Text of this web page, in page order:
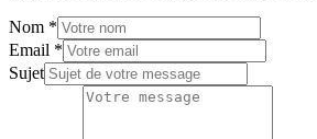
Nom *
Email *
Sujet